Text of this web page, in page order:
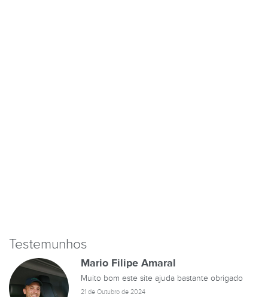
Testemunhos
Mario Filipe Amaral
Muito bom este site ajuda bastante obrigado
21 de Outubro de 2024